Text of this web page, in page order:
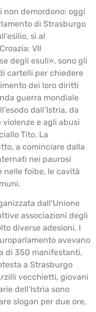
non demordono: oggi
di Strasburgo
sì al
VII
degli esuli», sono gli
cartelli per chiedere
dei loro diritti
guerra mondiale
dall’Istria, da
violenze e agli abusi
Tito. La
a cominciare dalla
nei paurosi
nelle foibe, le cavità
dall’Unione
associazioni degli
diverse adesioni. I
avevano
di 350 manifestanti,
a Strasburgo
vecchietti, giovani
dell’Istria sono
slogan per due ore,